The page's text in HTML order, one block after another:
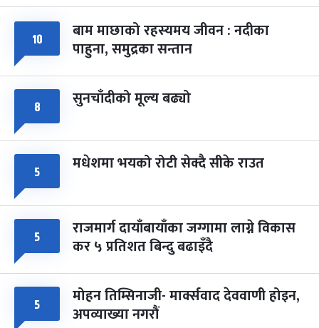
८ फागुपूर्णिमा
चैत्र ८, २०८३-Mar 22, 2027
७ महिना बाँकी
१० बाम माछाको रहस्यमय जीवन : नदीका
पाहुना, समुद्रका सन्तान
८ सुनचाँदीको मूल्य बढ्यो
५ मधेशमा भयको रोटी सेक्दै सीके राउत
५ राजमार्ग दायाँबायाँका जग्गामा लाग्ने विकास
कर ५ प्रतिशत बिन्दु बढाइँदै
५ मोहन तिम्सिनाजी- मार्क्सवाद देववाणी होइन,
अपव्याख्या नगरौं